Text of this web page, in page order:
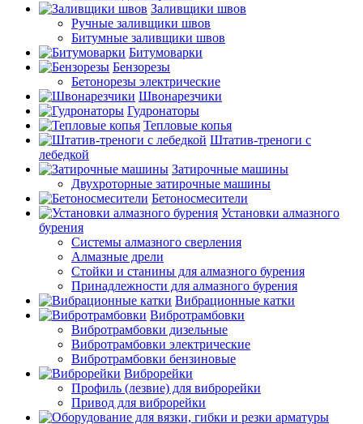
Заливщики швов
Ручные заливщики швов
Битумные заливщики швов
Битумоварки
Бензорезы
Бетонорезы электрические
Швонарезчики
Гудронаторы
Тепловые копья
Штатив-треноги с
лебедкой
Затирочные машины
Двухроторные затирочные машины
Бетоносмесители
Установки алмазного
бурения
Системы алмазного сверления
Алмазные дрели
Стойки и станины для алмазного бурения
Принадлежности для алмазного бурения
Вибрационные катки
Вибротрамбовки
Вибротрамбовки дизельные
Вибротрамбовки электрические
Вибротрамбовки бензиновые
Виброрейки
Профиль (лезвие) для виброрейки
Привод для виброрейки